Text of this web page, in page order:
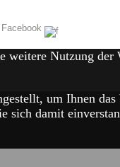
Nutzung
um Ihnen
sich damit